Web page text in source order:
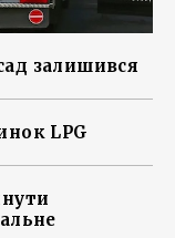
залишився
LPG